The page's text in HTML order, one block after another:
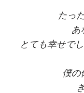
たっ
あ
とても幸せで
僕の